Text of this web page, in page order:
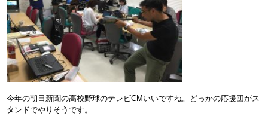
今年の朝日新聞の高校野球のテレビCMいいですね。どっかの応援団がス
タンドでやりそうです。